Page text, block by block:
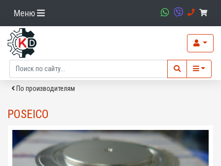
Меню
По производителям
POSEICO